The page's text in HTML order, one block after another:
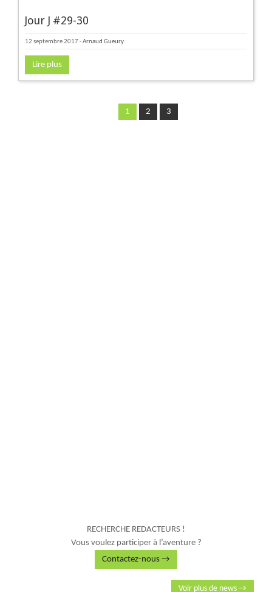
Jour J #29-30
12 septembre 2017-Arnaud Gueury
Lire plus
1 2 3
RECHERCHE REDACTEURS !
Vous voulez participer à l’aventure ?
Contactez-nous →
Voir plus de news →